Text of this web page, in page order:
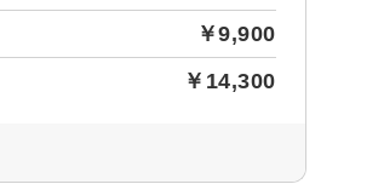
￥9,900
￥14,300